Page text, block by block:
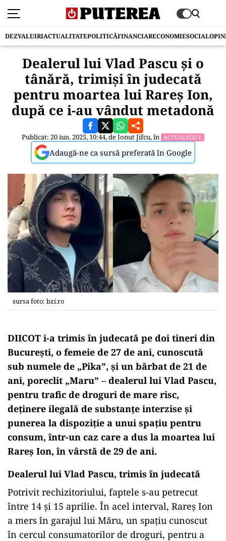
DEZVALUIRIACTUALITATEPOLITICĂFINANCIARECONOMIESOCIAL
Dealerul lui Vlad Pascu şi o
tânără, trimiși în judecată
pentru moartea lui Rareș Ion,
după ce i-au vândut metadonă
Publicat: 20 iun. 2025, 10:44, deIonut Jifcu, în ACTUALITATE
Adaugă-ne ca sursă preferată în Google
sursa foto: bzi.ro
DIICOT i-a trimis în judecată pe doi tineri din
București, o femeie de 27 de ani, cunoscută
sub numele de „Pika”, și un bărbat de 21 de
ani, poreclit „Maru” – dealerul lui Vlad Pascu,
pentru trafic de droguri de mare risc,
deținere ilegală de substanțe interzise și
punerea la dispoziție a unui spațiu pentru
consum, într-un caz care a dus la moartea lui
Rareș Ion, în vârstă de 29 de ani.
Dealerul lui Vlad Pascu, trimis în judecată
Potrivit rechizitoriului, faptele s-au petrecut
între 14 și 15 aprilie. În acel interval, Rareș Ion
a mers în garajul lui Măru, un spațiu cunoscut
în cercul consumatorilor de droguri, pentru a